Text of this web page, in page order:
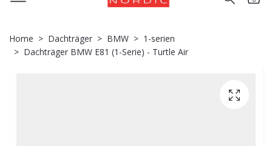
Home Dachträger BMW
1-serien
Dachträger BMW E81 (1-Serie) - Turtle Air